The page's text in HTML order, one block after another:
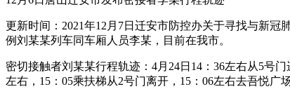
更新时间：2021年12月7日迁安市防控办关于寻找与新
例刘某某列车同车厢人员李某，目前在我市。
密切接触者刘某某行程轨迹：4月24日14：36左右从5号
左右，15：05乘扶梯从2号门离开，15：06左右去吾悦广